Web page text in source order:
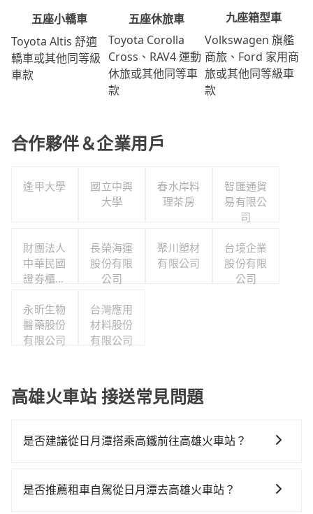
五座小轎車
Toyota Altis 舒適
轎車或其他同等級
車款
五座休旅車
Toyota Corolla
Cross、RAV4 運動
休旅或其他同等車
款
九座箱型車
Volkswagen 旗艦
商旅、Ford 家用商
旅或其他同等級車
款
合作夥伴＆企業用戶
逢甲大學
國立中興
大學
春水岸料
理茶房
智匯通貿
易有限公
司
財團法人
中華民國
證券櫃檯
長榮海運
股份有限
公司
聚川塑材
有限公司
台境企業
股份有限
公司
永昕生物
醫藥股份
有限公司
台灣應用
材料股份
有限公司
高雄火車站 接送常見問題
是否建議從日月潭搭乘高鐵前往高雄火車站？
時，且難叫計程車前往高鐵站！從最早06:25一直到
是否推薦租車自駕從日月潭去高雄火車站？